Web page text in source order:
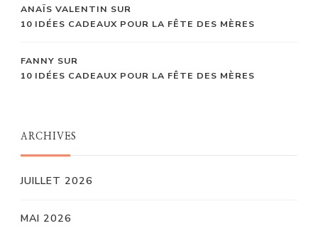
ANAÏS VALENTIN SUR
10 IDÉES CADEAUX POUR LA FÊTE DES MÈRES
FANNY SUR
10 IDÉES CADEAUX POUR LA FÊTE DES MÈRES
ARCHIVES
JUILLET 2026
MAI 2026